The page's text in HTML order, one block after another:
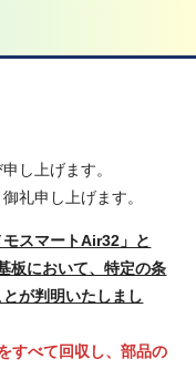
し上げます。
申し上げます。
スマートAir32」と
板において、特定の条
が判明いたしまし
すべて回収し、部品の